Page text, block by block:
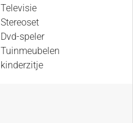
Televisie
Stereoset
Dvd-speler
Tuinmeubelen
kinderzitje